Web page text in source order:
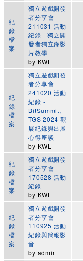
紀
錄
檔
案
獨立遊戲開發
者分享會
211031 活動
紀錄 - 獨立開
發者獨立錄影
片教學
by KWL
紀
錄
檔
案
獨立遊戲開發
者分享會
241020 活動
紀錄 -
BitSummit、
TGS 2024 觀
展紀錄與出展
心得座談
by KWL
紀
錄
檔
案
獨立遊戲開發
者分享會
170528 活動
紀錄
by KWL
紀
錄
檔
案
獨立遊戲開發
者分享會
110925 活動
紀錄與簡報影
音
by admin